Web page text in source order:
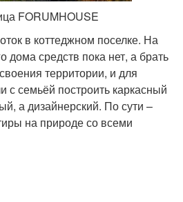
FORUMHOUSE
в коттеджном поселке. На
дома средств пока нет, а брать
территории, и для
с семьёй построить каркасный
а дизайнерский. По сути –
на природе со всеми